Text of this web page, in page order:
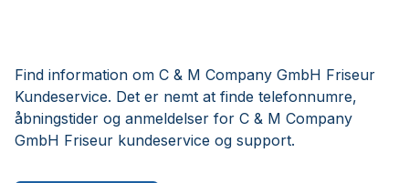
Find information om C & M Company GmbH Friseur
Kundeservice. Det er nemt at finde telefonnumre,
åbningstider og anmeldelser for C & M Company
GmbH Friseur kundeservice og support.